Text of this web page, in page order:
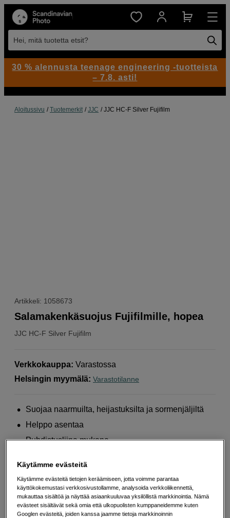
Hei, mitä tuotetta etsit?
Aloitussivu Tuotemerkit JJC JJC HC-F Silver Fujifilm
Artikkeli: 1058673
JJC HC-F Silver Fujifilm
Salamakenkäsuojus Fujifilmille, hopea
Verkkokauppa: Varastossa
Helsingin myymälä: Varastotilanne
Suojaa naarmuilta, heijastuksilta ja sormenjäljiltä
Helppo asentaa
Puhdistusliina mukana
Valitse Väri
30 % alennusta teenage engineering -tuotteista
– 7.8. asti!
Käytämme evästeitä
Käytämme evästeitä tietojen keräämiseen, jotta voimme parantaa
käyttökokemustasi verkkosivustollamme, analysoida verkkoliikennettä,
mukauttaa sisältöä ja näyttää asiaankuuluvaa yksilöllistä markkinointia. Nämä
evästeet sisältävät sekä omia että ulkopuolisten kumppaneidemme kuten
Googlen evästeitä, joiden kanssa jaamme tietoja markkinoinnin